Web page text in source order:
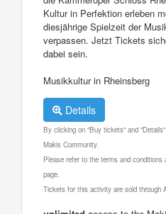
Kultur in Perfektion erleben
diesjährige Spielzeit der
verpassen. Jetzt Tickets
dabei sein.
Musikkultur in Rheinsberg
Details
By clicking on "Buy tickets" and
Makis Community.
Please refer to the terms and
page.
Tickets for this activity are sold through